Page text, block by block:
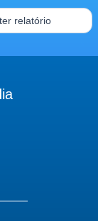
relatório